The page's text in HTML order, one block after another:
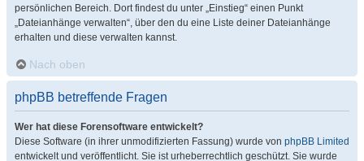
persönlichen Bereich. Dort findest du unter „Einstieg“ einen Punkt
„Dateianhänge verwalten“, über den du eine Liste deiner Dateianhänge
erhalten und diese verwalten kannst.
Nach oben
phpBB betreffende Fragen
Wer hat diese Forensoftware entwickelt?
Diese Software (in ihrer unmodifizierten Fassung) wurde von phpBB Limited
entwickelt und veröffentlicht. Sie ist urheberrechtlich geschützt. Sie wurde